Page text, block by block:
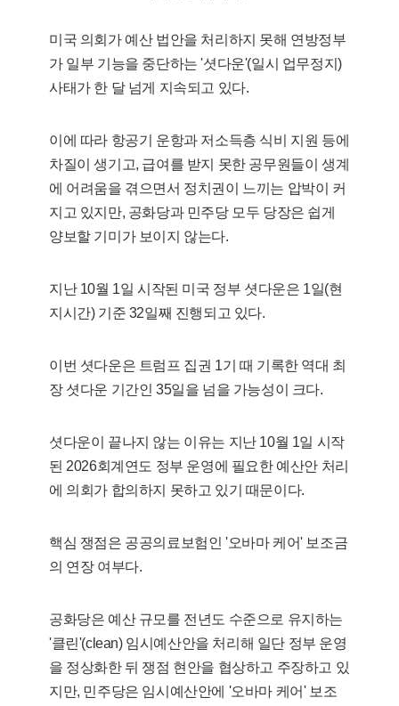
미국 의회가 예산 법안을 처리하지 못해 연방정부
가 일부 기능을 중단하는 '셧다운'(일시 업무정지)
사태가 한 달 넘게 지속되고 있다.
이에 따라 항공기 운항과 저소득층 식비 지원 등에
차질이 생기고, 급여를 받지 못한 공무원들이 생계
에 어려움을 겪으면서 정치권이 느끼는 압박이 커
지고 있지만, 공화당과 민주당 모두 당장은 쉽게
양보할 기미가 보이지 않는다.
지난 10월 1일 시작된 미국 정부 셧다운은 1일(현
지시간) 기준 32일째 진행되고 있다.
이번 셧다운은 트럼프 집권 1기 때 기록한 역대 최
장 셧다운 기간인 35일을 넘을 가능성이 크다.
셧다운이 끝나지 않는 이유는 지난 10월 1일 시작
된 2026회계연도 정부 운영에 필요한 예산안 처리
에 의회가 합의하지 못하고 있기 때문이다.
핵심 쟁점은 공공의료보험인 '오바마 케어' 보조금
의 연장 여부다.
공화당은 예산 규모를 전년도 수준으로 유지하는
'클린'(clean) 임시예산안을 처리해 일단 정부 운영
을 정상화한 뒤 쟁점 현안을 협상하고 주장하고 있
지만, 민주당은 임시예산안에 '오바마 케어' 보조